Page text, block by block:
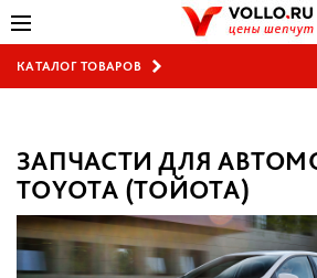
КАТАЛОГ ТОВАРОВ
ЗАПЧАСТИ ДЛЯ
TOYOTA (ТОЙОТА)